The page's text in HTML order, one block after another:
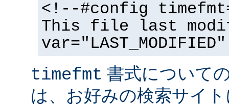
<!--#config
This file last
timefmt 書式について
は、お好みの検索サイ